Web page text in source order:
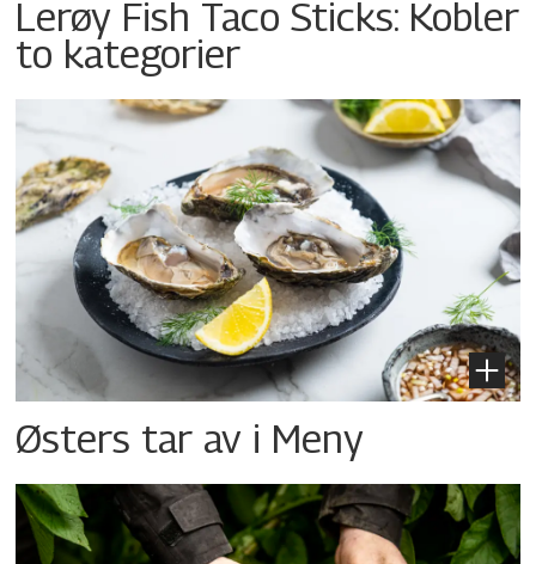
Lerøy Fish Taco Sticks: Kobler
to kategorier
Østers tar av i Meny